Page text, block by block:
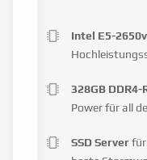
Intel E5-
328GB DDR4-
Power für all
SSD Serverfür